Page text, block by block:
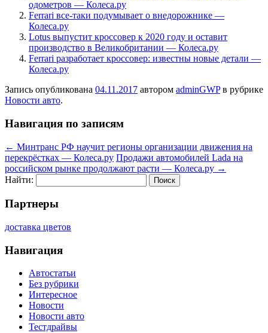
одометров — Колеса.ру
Ferrari все-таки подумывает о внедорожнике —
Колеса.ру
Lotus выпустит кроссовер к 2020 году и оставит
производство в Великобритании — Колеса.ру
Ferrari разработает кроссовер: известны новые детали —
Колеса.ру
Запись опубликована 04.11.2017 автором adminGWPв рубрике
Новости авто.
Навигация по записям
← Минтранс РФ научит регионы организации движения на
перекрёстках — Колеса.ру Продажи автомобилей Lada на
российском рынке продолжают расти — Колеса.ру →
Найти:
Партнеры
доставка цветов
Навигация
Автостатьи
Без рубрики
Интересное
Новости
Новости авто
Тестдрайвы